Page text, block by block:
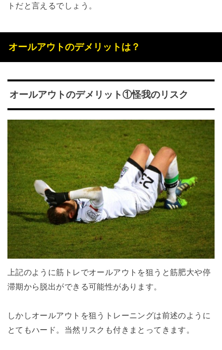
トだと言えるでしょう。
オールアウトのデメリットは？
オールアウトのデメリット①怪我のリスク
上記のように筋トレでオールアウトを狙うと筋肥大や停
滞期から脱出ができる可能性があります。
しかしオールアウトを狙うトレーニングは前述のように
とてもハード。当然リスクも付きまとってきます。